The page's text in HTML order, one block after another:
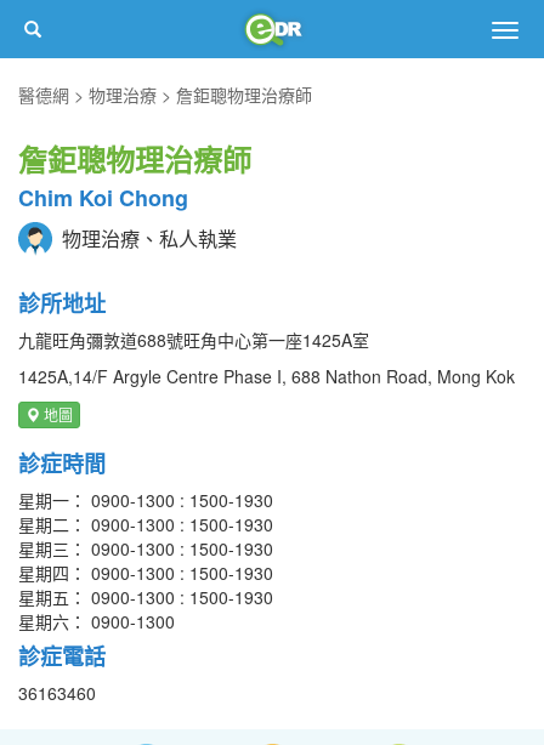
醫德網
物理治療 詹鉅聰物理治療師
詹鉅聰物理治療師
Chim Koi Chong
物理治療、私人執業
診所地址
九龍旺角彌敦道688號旺角中心第一座1425A室
1425A,14/F Argyle Centre Phase I, 688 Nathon Road, Mong Kok
地圖
診症時間
星期一： 0900-1300 : 1500-1930
星期二： 0900-1300 : 1500-1930
星期三： 0900-1300 : 1500-1930
星期四： 0900-1300 : 1500-1930
星期五： 0900-1300 : 1500-1930
星期六： 0900-1300
診症電話
36163460